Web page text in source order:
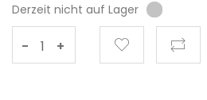
Derzeit nicht auf Lager
- +